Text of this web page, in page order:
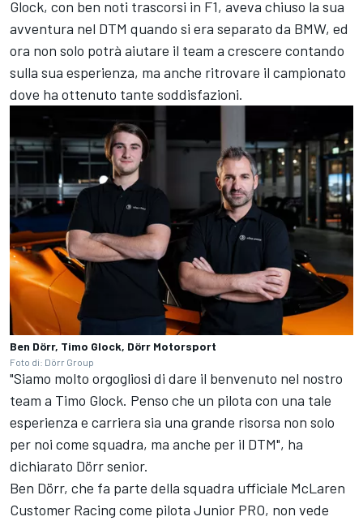
Glock, con ben noti trascorsi in F1, aveva chiuso la sua
avventura nel DTM quando si era separato da BMW, ed
ora non solo potrà aiutare il team a crescere contando
sulla sua esperienza, ma anche ritrovare il campionato
dove ha ottenuto tante soddisfazioni.
Ben Dörr, Timo Glock, Dörr Motorsport
Foto di: Dörr Group
"Siamo molto orgogliosi di dare il benvenuto nel nostro
team a Timo Glock. Penso che un pilota con una tale
esperienza e carriera sia una grande risorsa non solo
per noi come squadra, ma anche per il DTM", ha
dichiarato Dörr senior.
Ben Dörr, che fa parte della squadra ufficiale McLaren
Customer Racing come pilota Junior PRO, non vede